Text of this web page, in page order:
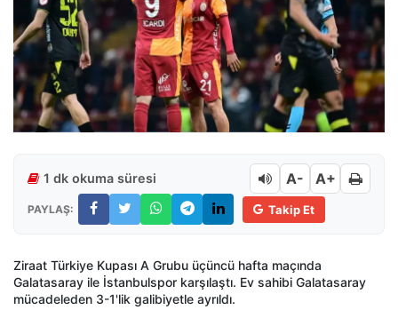
1 dk okuma süresi A- A+
PAYLAŞ: Takip Et
Ziraat Türkiye Kupası A Grubu üçüncü hafta maçında
Galatasaray ile İstanbulspor karşılaştı. Ev sahibi Galatasaray
mücadeleden 3-1'lik galibiyetle ayrıldı.